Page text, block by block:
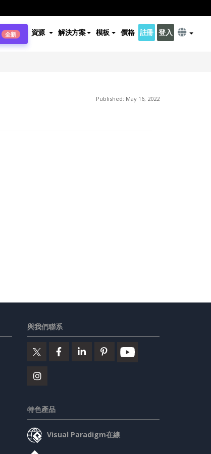
全新 資源 解決方案 模板 價格 註冊 登入
Published: May 16, 2022
與我們聯系
特色產品
Visual Paradigm在線